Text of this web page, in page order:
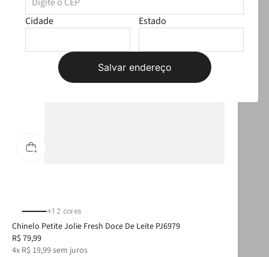
Cidade Estado
Salvar endereço
+12 cores
Chinelo Petite Jolie Fresh Doce De Leite PJ6979
R$ 79,99
4x R$ 19,99sem juros